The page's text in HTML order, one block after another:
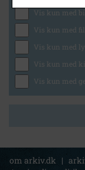
Vis kun med
Vis kun med
Vis kun med
Vis kun med
Vis kun med
om arkiv.dk |